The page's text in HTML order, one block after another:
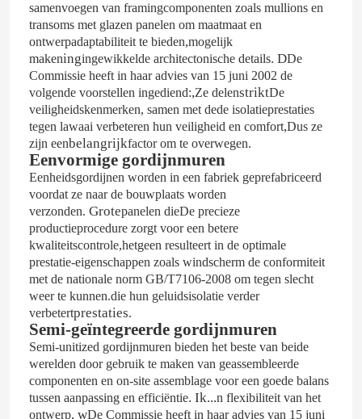
samenvoegen van framingcomponenten zoals mullions en
transoms met glazen panelen om maatmaat en
ontwerpadaptabiliteit te bieden,mogelijk
makeningingewikkelde architectonische details. DDe
Commissie heeft in haar advies van 15 juni 2002 de
volgende voorstellen ingediend:,Ze delenstriktDe
veiligheidskenmerken, samen met dede isolatieprestaties
tegen lawaai verbeteren hun veiligheid en comfort,Dus ze
zijn eenbelangrijkfactor om te overwegen.
Eenvormige gordijnmuren
Eenheidsgordijnen worden in een fabriek geprefabriceerd
voordat ze naar de bouwplaats worden
verzonden. Grotepanelen dieDe precieze
productieprocedure zorgt voor een betere
kwaliteitscontrole,hetgeen resulteert in de optimale
prestatie-eigenschappen zoals windscherm de conformiteit
met de nationale norm GB/T7106-2008 om tegen slecht
weer te kunnen.die hun geluidsisolatie verder
verbetertprestaties.
Semi-geïntegreerde gordijnmuren
Semi-unitized gordijnmuren bieden het beste van beide
werelden door gebruik te maken van geassembleerde
componenten en on-site assemblage voor een goede balans
tussen aanpassing en efficiëntie. Ik...n flexibiliteit van het
ontwerp, wDe Commissie heeft in haar advies van 15 juni